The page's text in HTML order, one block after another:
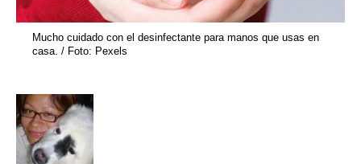
Mucho cuidado con el desinfectante para manos que usas en
casa. / Foto: Pexels